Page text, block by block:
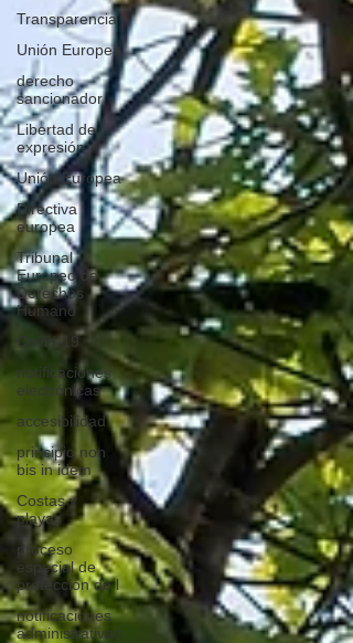
Transparencia
Unión Europea
derecho
sancionador
Libertad de
expresión
Unión Europea
Directiva
europea
Tribunal
Europeo de
Derechos
Humano
Covid-19
notificaciones
electrónicas
accesibilidad
principio non
bis in idem
Costas y
playas
proceso
especial de
protección de l
notificaciones
administrativas